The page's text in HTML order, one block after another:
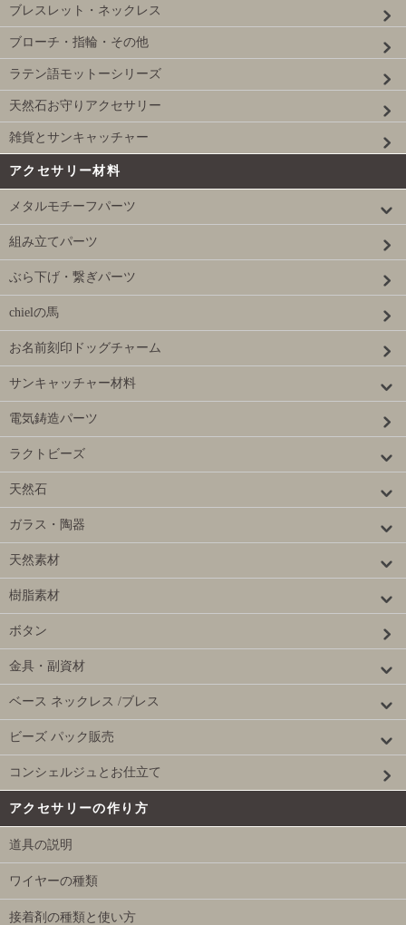
ブレスレット・ネックレス
ブローチ・指輪・その他
ラテン語モットーシリーズ
天然石お守りアクセサリー
雑貨とサンキャッチャー
アクセサリー材料
メタルモチーフパーツ
組み立てパーツ
ぶら下げ・繋ぎパーツ
chielの馬
お名前刻印ドッグチャーム
サンキャッチャー材料
電気鋳造パーツ
ラクトビーズ
天然石
ガラス・陶器
天然素材
樹脂素材
ボタン
金具・副資材
ベース ネックレス /ブレス
ビーズ パック販売
コンシェルジュとお仕立て
アクセサリーの作り方
道具の説明
ワイヤーの種類
接着剤の種類と使い方